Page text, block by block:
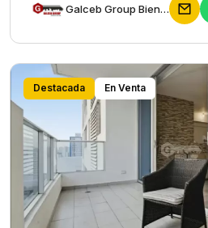
Galceb Group Bienes Raices
Destacada En Venta